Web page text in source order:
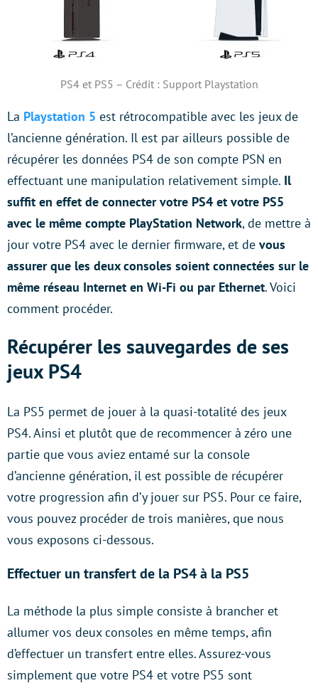
PS4 et PS5 – Crédit : Support Playstation
La Playstation 5 est rétrocompatible avec les jeux de
l’ancienne génération. Il est par ailleurs possible de
récupérer les données PS4 de son compte PSN en
effectuant une manipulation relativement simple. Il
suffit en effet de connecter votre PS4 et votre PS5
avec le même compte PlayStation Network, de mettre à
jour votre PS4 avec le dernier firmware, et de vous
assurer que les deux consoles soient connectées sur le
même réseau Internet en Wi-Fi ou par Ethernet. Voici
comment procéder.
Récupérer les sauvegardes de ses
jeux PS4
La PS5 permet de jouer à la quasi-totalité des jeux
PS4. Ainsi et plutôt que de recommencer à zéro une
partie que vous aviez entamé sur la console
d’ancienne génération, il est possible de récupérer
votre progression afin d’y jouer sur PS5. Pour ce faire,
vous pouvez procéder de trois manières, que nous
vous exposons ci-dessous.
Effectuer un transfert de la PS4 à la PS5
La méthode la plus simple consiste à brancher et
allumer vos deux consoles en même temps, afin
d’effectuer un transfert entre elles. Assurez-vous
simplement que votre PS4 et votre PS5 sont